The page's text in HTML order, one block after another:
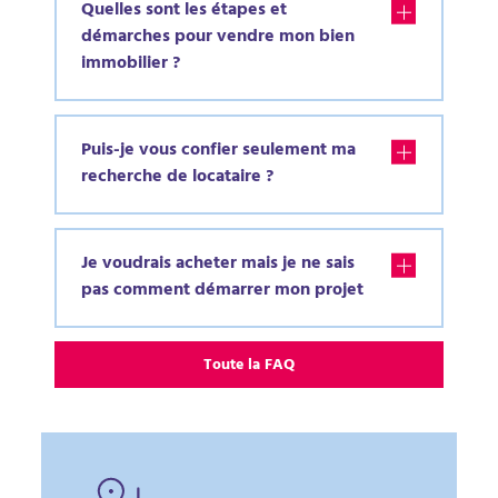
Quelles sont les étapes et
démarches pour vendre mon bien
immobilier ?
Puis-je vous confier seulement ma
recherche de locataire ?
Je voudrais acheter mais je ne sais
pas comment démarrer mon projet
Toute la FAQ